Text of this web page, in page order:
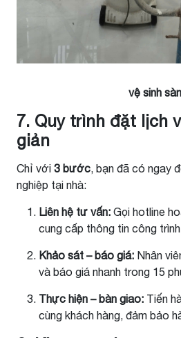
vệ sinh sàn
7. Quy trình đặt lịch
giản
Chỉ với 3 bước, bạn đã có ngay
nghiệp tại nhà:
Liên hệ tư vấn: Gọi hotline
cung cấp thông tin công
Khảo sát – báo giá: Nhân
và báo giá nhanh trong 15
Thực hiện – bàn giao: Tiến
cùng khách hàng, đảm bảo